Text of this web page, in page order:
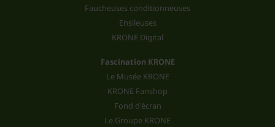
Faucheuses conditionneuses
Ensileuses
KRONE Digital
Fascination KRONE
Le Musée KRONE
KRONE Fanshop
Fond d'écran
Le Groupe KRONE